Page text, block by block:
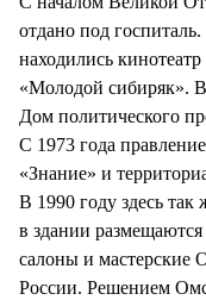
отдано под
находились
«Молодой сибиряк».
Дом политического
С 1973 года
«Знание» и
В 1990 году здесь
в здании
салоны и мастерские
России. Решением